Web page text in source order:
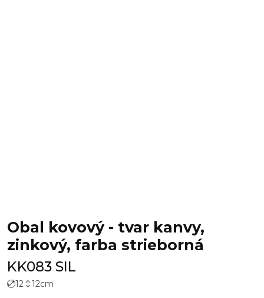
Obal kovový - tvar kanvy,
zinkový, farba strieborná
KK083 SIL
12 12cm